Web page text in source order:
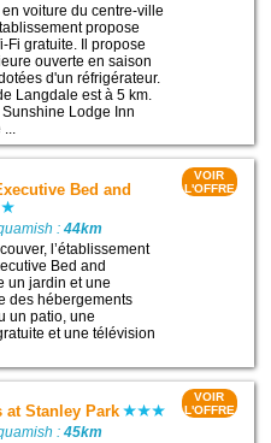
voiture du centre-ville
propose
Fi gratuite. Il propose
ouverte en saison
d'un réfrigérateur.
Langdale est à 5 km.
Lodge Inn
...
Bed and
:44km
l’établissement
Bed and
un jardin et une
des hébergements
un patio, une
et une télévision
VOIR
L'OFFRE
at Stanley Park
:45km
VOIR
L'OFFRE